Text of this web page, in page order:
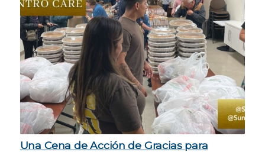
Una Cena de Acción de Gracias para